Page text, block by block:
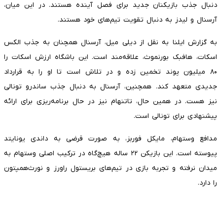
دنبال جذب بازیکنان جدید برای فصل آینده هستند. در این میان،
آرسنال و لیدز به دنبال تقویت تیم‌های خود هستند.
به گزارش ایلنا به نقل از دیلی میل، آرسنال همچنان به جذب الکس
اسکات، هافبک بورنموث، علاقه‌مند است. این باشگاه ارزش اسکات را
۸۰ میلیون پوند تخمین زده و در تلاش است تا او را به قرارداد
جدیدی متعهد کند. همچنین، آرسنال به دنبال جذب ساندرو تونالی
نیز هست. در همین حال، تاتنهام نیز در حال برنامه‌ریزی برای ارائه
پیشنهادی برای تونالی است.
مدافع وستهام، مایکل فوربز، به صورت قرضی به داندی یونایتد
پیوسته است. این بازیکن ۲۲ ساله هیچ‌گاه در ترکیب اصلی وستهام به
میدان نرفته و تجربه بازی در تیم‌های بریستول راورز و نورث‌همپتون
را دارد.